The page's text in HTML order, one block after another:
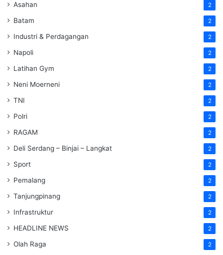
Asahan 2
Batam 2
Industri & Perdagangan 2
Napoli 2
Latihan Gym 2
Neni Moerneni 2
TNI 2
Polri 2
RAGAM 2
Deli Serdang – Binjai – Langkat 2
Sport 2
Pemalang 2
Tanjungpinang 2
Infrastruktur 2
HEADLINE NEWS 2
Olah Raga 2